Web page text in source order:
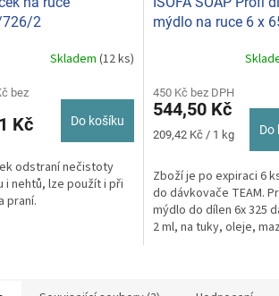
2
Skladem (12 ks)
bez
Kč Do košíku
odstraní nečistoty
i nehtů, lze použít i při
praní.
mýdlo na ruce 6 x
450 Kč bez DPH
544,50 Kč
Měrná
209,42 Kč / 1 kg Do
Zboží je po expiraci 6
do dávkovače TEAM.
mýdlo do dílen 6x 325
2 ml, na tuky, oleje,